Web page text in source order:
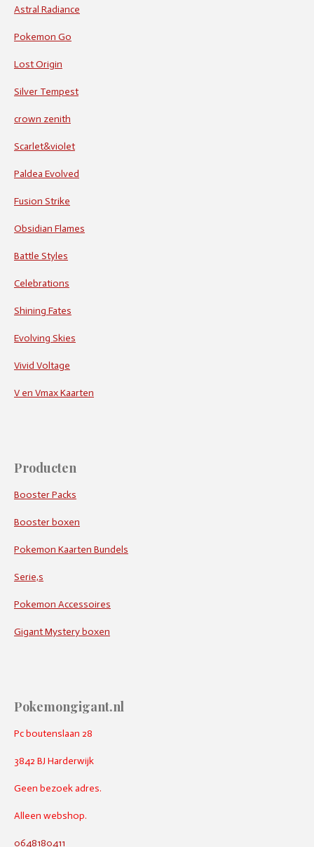
Astral Radiance
Pokemon Go
Lost Origin
Silver Tempest
crown zenith
Scarlet&violet
Paldea Evolved
Fusion Strike
Obsidian Flames
Battle Styles
Celebrations
Shining Fates
Evolving Skies
Vivid Voltage
V en Vmax Kaarten
Producten
Booster Packs
Booster boxen
Pokemon Kaarten Bundels
Serie,s
Pokemon Accessoires
Gigant Mystery boxen
Pokemongigant.nl
Pc boutenslaan 28
3842 BJ Harderwijk
Geen bezoek adres.
Alleen webshop.
0648180411